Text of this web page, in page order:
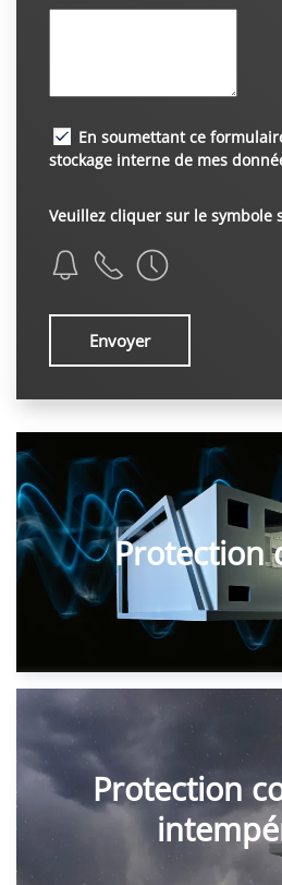
En soumettant ce
stockage interne de mes
Veuillez cliquer sur le symbole
Protection
Protection